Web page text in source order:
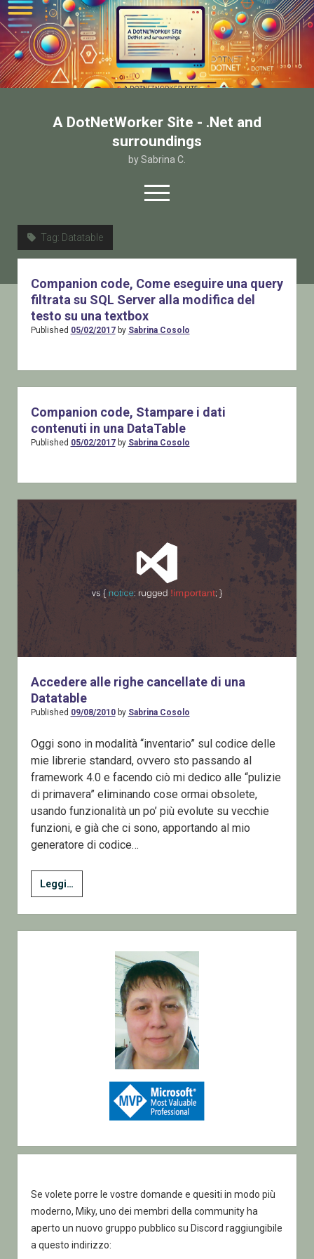
A DotNetWorker Site - .Net and
surroundings
by Sabrina C.
open
menu
Chi sono
Contatto
Tag: Datatable
Companion code, Come eseguire una query
filtrata su SQL Server alla modifica del
testo su una textbox
Published 05/02/2017by Sabrina Cosolo
Companion code, Stampare i dati
contenuti in una DataTable
Published 05/02/2017by Sabrina Cosolo
Accedere alle righe cancellate di una
Datatable
Published 09/08/2010by Sabrina Cosolo
Oggi sono in modalità “inventario” sul codice delle
mie librerie standard, ovvero sto passando al
framework 4.0 e facendo ciò mi dedico alle “pulizie
di primavera” eliminando cose ormai obsolete,
usando funzionalità un po’ più evolute su vecchie
funzioni, e già che ci sono, apportando al mio
generatore di codice…
Leggi…Accedere
alle
righe
cancellate
Se volete porre le vostre domande e quesiti in modo più
moderno, Miky, uno dei membri della community ha
aperto un nuovo gruppo pubblico su Discord raggiungibile
a questo indirizzo: